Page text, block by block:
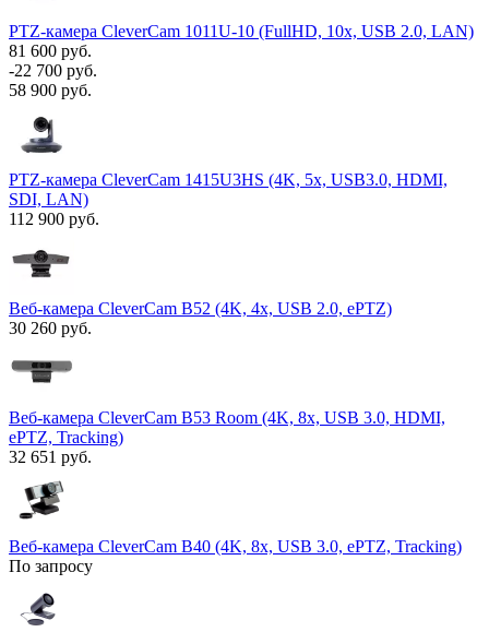
PTZ-камера CleverCam 1011U-10 (FullHD, 10x, USB 2.0, LAN)
81 600 руб.
-22 700 руб.
58 900 руб.
PTZ-камера CleverCam 1415U3HS (4K, 5x, USB3.0, HDMI,
SDI, LAN)
112 900 руб.
Веб-камера CleverCam B52 (4K, 4x, USB 2.0, ePTZ)
30 260 руб.
Веб-камера CleverCam B53 Room (4K, 8x, USB 3.0, HDMI,
ePTZ, Tracking)
32 651 руб.
Веб-камера CleverCam B40 (4K, 8x, USB 3.0, ePTZ, Tracking)
По запросу